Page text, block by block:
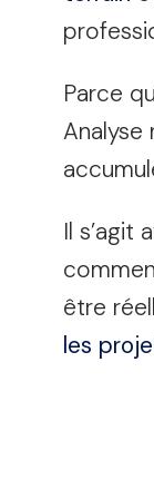
Parce
Analyse
Il s’agit
être
les